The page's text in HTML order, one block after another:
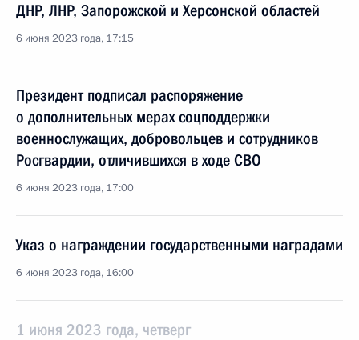
ДНР, ЛНР, Запорожской и Херсонской областей
6 июня 2023 года, 17:15
Президент подписал распоряжение
о дополнительных мерах соцподдержки
военнослужащих, добровольцев и сотрудников
Росгвардии, отличившихся в ходе СВО
6 июня 2023 года, 17:00
Указ о награждении государственными наградами
6 июня 2023 года, 16:00
1 июня 2023 года, четверг